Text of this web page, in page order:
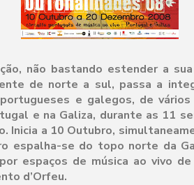
não bastando estender a
de norte a sul, passa a
e galegos, de vários
e na Galiza, durante as 11
Inicia a 10 Outubro,
espalha-se do topo norte da
espaços de música ao vivo
d’Orfeu.